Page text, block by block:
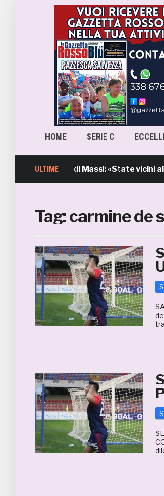
HOME SERIE C
ULTIME
l’intervento di Massi: «State vicini alla
Tag:carmine de